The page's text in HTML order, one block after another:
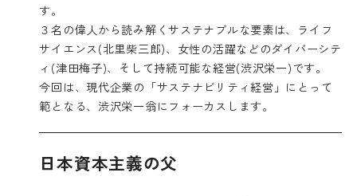
す。
３名の偉人から読み解くサステナブルな要素は、ライフ
サイエンス(北里柴三郎)、女性の活躍などのダイバーシテ
ィ(津田梅子)、そして持続可能な経営(渋沢栄一)です。
今回は、現代企業の「サステナビリティ経営」にとって
範となる、渋沢栄一翁にフォーカスします。
日本資本主義の父